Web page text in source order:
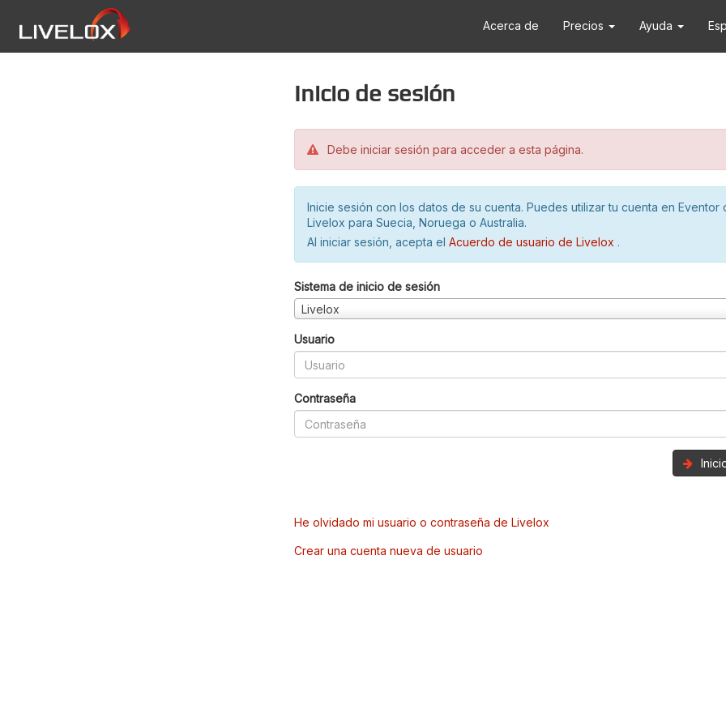
Acerca de Precios Ayuda
Inicio de sesión
Debe iniciar sesión para acceder a esta página.
Inicie sesión con los datos de su cuenta. Puedes utilizar tu cuenta en Eventor
Livelox para Suecia, Noruega o Australia.
Al iniciar sesión, acepta el Acuerdo de usuario de Livelox .
Sistema de inicio de sesión
Livelox
Usuario
Contraseña
He olvidado mi usuario o contraseña de Livelox
Crear una cuenta nueva de usuario